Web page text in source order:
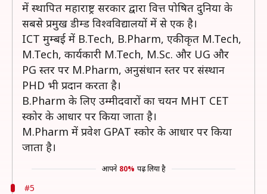
में स्थापित महाराष्ट्र सरकार द्वारा वित्त पोषित दुनिया के
सबसे प्रमुख डीम्ड विश्वविद्यालयों में से एक है।
ICT मुम्बई में B.Tech, B.Pharm, एकीकृत M.Tech,
M.Tech, कार्यकारी M.Tech, M.Sc. और UG और
PG स्तर पर M.Pharm, अनुसंधान स्तर पर संस्थान
PHD भी प्रदान करता है।
B.Pharm के लिए उम्मीदवारों का चयन MHT CET
स्कोर के आधार पर किया जाता है।
M.Pharm में प्रवेश GPAT स्कोर के आधार पर किया
जाता है।
आपने 80% पढ़ लिया है
#5